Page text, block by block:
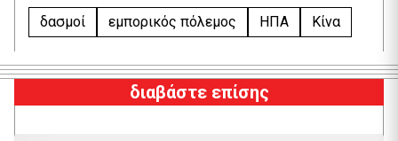
δασμοί εμπορικός πόλεμος ΗΠΑ Κίνα
διαβάστε επίσης